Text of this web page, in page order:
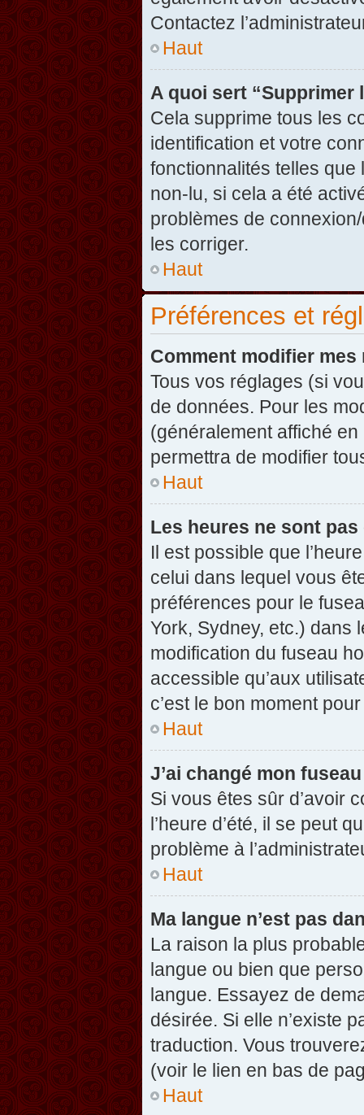
Contactez
Haut
A quoi sert “Supprimer
Cela supprime tous les
identification et votre
fonctionnalités telles que
non-lu, si cela a été
problèmes de
les corriger.
Haut
Préférences et
Comment modifier mes
Tous vos réglages (si
de données. Pour les
(généralement affiché
permettra de modifier
Haut
Les heures ne sont
Il est possible que
celui dans lequel vous
préférences pour le
York, Sydney, etc.) dans
modification du fuseau
accessible qu’aux
c’est le bon moment
Haut
J’ai changé mon
Si vous êtes sûr d’avoir
l’heure d’été, il se peut
problème à
Haut
Ma langue n’est pas
La raison la plus
langue ou bien que
langue. Essayez de
désirée. Si elle n’existe
traduction. Vous
(voir le lien en bas de
Haut